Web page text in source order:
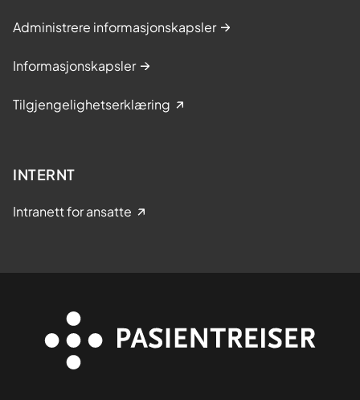
Administrere informasjonskapsler
Informasjonskapsler
Tilgjengelighetserklæring
INTERNT
Intranett for ansatte